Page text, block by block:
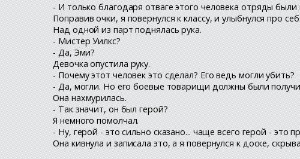
- И только благодаря отваге этого человека отряды
Поправив очки, я повернулся к классу, и улыбнулся про
Над одной из парт поднялась рука.
- Мистер Уилкс?
- Да, Эми?
Девочка опустила руку.
- Почему этот человек это сделал? Его ведь могли убить?
- Да, могли. Но его боевые товарищи должны были
Она нахмурилась.
- Так значит, он был герой?
Я немного помолчал.
- Ну, герой - это сильно сказано... чаще всего герой -
Она кивнула и записала это, а я повернулся к доске,